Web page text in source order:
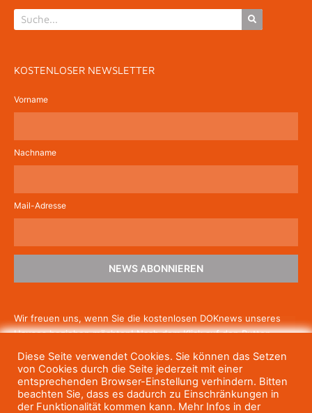
KOSTENLOSER NEWSLETTER
Vorname
Nachname
Mail-Adresse
NEWS ABONNIEREN
Wir freuen uns, wenn Sie die kostenlosen DOKnews unseres
Hauses beziehen möchten! Nach dem Klick auf den Button
um die Newsletter-Anmeldung abzuschließen. Wenn Sie unsere
Gratis-News irgendwann nicht mehr erhalten wollen, können
Siesich jederzeit einfach wieder abmelden.
Diese Seite verwendet Cookies. Sie können das Setzen
von Cookies durch die Seite jederzeit mit einer
entsprechenden Browser-Einstellung verhindern. Bitten
beachten Sie, dass es dadurch zu Einschränkungen in
der Funktionalität kommen kann. Mehr Infos in der